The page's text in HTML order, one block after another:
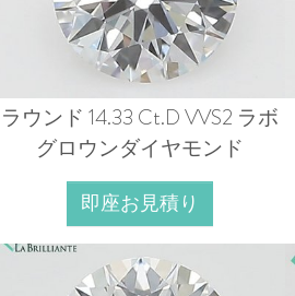
ラウンド 14.33 Ct.D VVS2 ラボ
グロウンダイヤモンド
即座お見積り